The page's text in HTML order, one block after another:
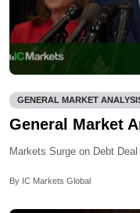
GENERAL MARKET
General Market
Markets Surge on Debt
By IC Markets Global